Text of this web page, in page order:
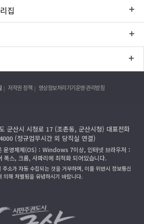
집
저작권 정책 영상정보처리기기운영·관리방침
군산시 시청로 17 (조촌동, 군산시청) 대표전화
(정규업무시간 외 당직실 연결)
운영체제(OS)：Windows 7이상, 인터넷 브라우저：
폭스, 크롬, 사파리에 최적화 되어있습니다.
소가 자동 수집되는 것을 거부하며, 이를 위반시 정보통신
의해 처벌됨을 유념하시기 바랍니다.